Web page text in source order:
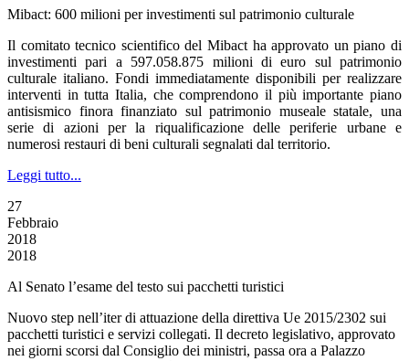
Mibact: 600 milioni per investimenti sul patrimonio culturale
Il comitato tecnico scientifico del Mibact ha approvato un piano di
investimenti pari a 597.058.875 milioni di euro sul patrimonio
culturale italiano. Fondi immediatamente disponibili per realizzare
interventi in tutta Italia, che comprendono il più importante piano
antisismico finora finanziato sul patrimonio museale statale, una
serie di azioni per la riqualificazione delle periferie urbane e
numerosi restauri di beni culturali segnalati dal territorio.
Leggi tutto...
27
Febbraio
2018
2018
Al Senato l’esame del testo sui pacchetti turistici
Nuovo step nell’iter di attuazione della direttiva Ue 2015/2302 sui
pacchetti turistici e servizi collegati. Il decreto legislativo, approvato
nei giorni scorsi dal Consiglio dei ministri, passa ora a Palazzo